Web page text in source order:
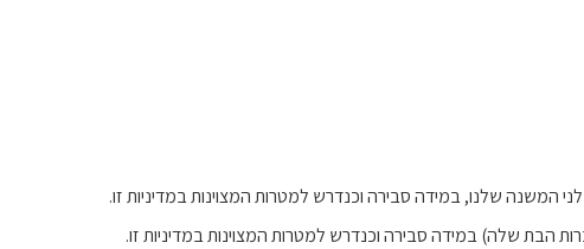
שלנו, במידה סבירה וכנדרש למטרות המצוינות במדיניות זו.
הבת שלה) במידה סבירה וכנדרש למטרות המצוינות במדיניות זו.